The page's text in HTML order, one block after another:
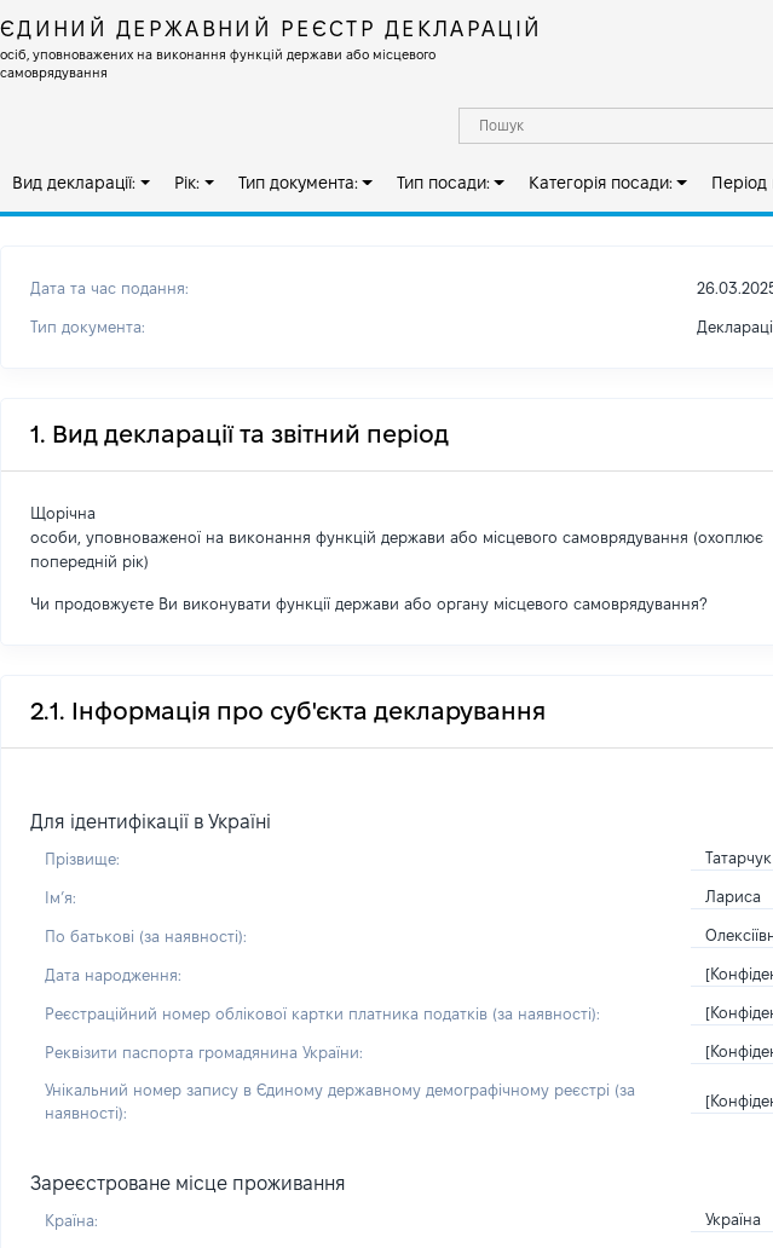
ЄДИНИЙ ДЕРЖАВНИЙ РЕЄСТР ДЕКЛАРАЦІЙ
осіб, уповноважених на виконання функцій держави або місцевого
самоврядування
Вид декларації: Рік: Тип документа: Тип посади: Категорія посади: Період
Дата та час подання:
Тип документа:
1. Вид декларації та звітний період
Щорічна
особи, уповноваженої на виконання функцій держави або місцевого самоврядування (охоплює
попередній рік)
Чи продовжуєте Ви виконувати функції держави або органу місцевого самоврядування?
2.1. Інформація про суб'єкта декларування
Для ідентифікації в Україні
Прізвище: Татарчук
Імʼя: Лариса
По батькові (за наявності):
Дата народження:
Реєстраційний номер облікової картки платника податків (за наявності):
Реквізити паспорта громадянина України:
Унікальний номер запису в Єдиному державному демографічному реєстрі (за
наявності):
Зареєстроване місце проживання
Країна: Україна